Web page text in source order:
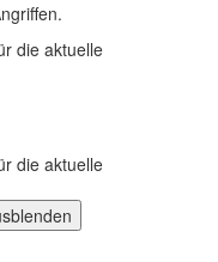
die aktuelle
die aktuelle